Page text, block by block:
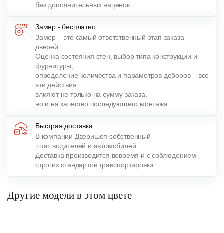
без дополнительных наценок.
Замер - бесплатно
Замер – это самый ответственный этап заказа
дверей.
Оценка состояния стен, выбор типа конструкции и
фурнитуры,
определение количества и параметров доборов – все
эти действия
влияют не только на сумму заказа,
но и на качество последующего монтажа.
Быстрая доставка
В компании Дверишоп собственный
штат водителей и автомобилей.
Доставка производится вовремя и с соблюдением
строгих стандартов транспортировки.
Другие модели в этом цвете